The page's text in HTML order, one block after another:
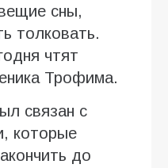
сны,
толковать.
чтят
Трофима.
связан с
которые
до